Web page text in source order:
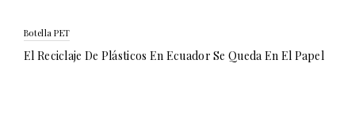
Botella PET
El Reciclaje De Plásticos En Ecuador Se Queda En El Papel